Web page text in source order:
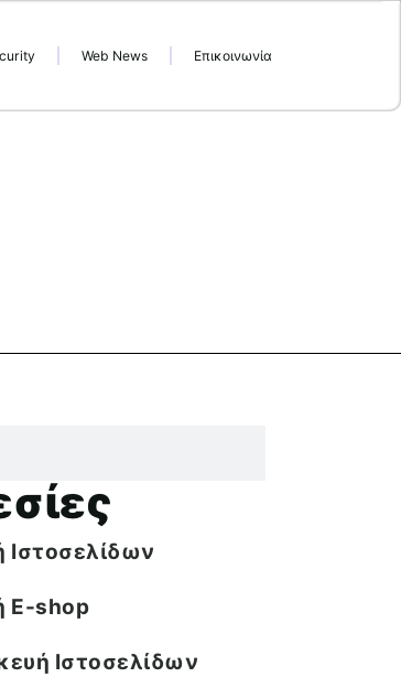
Web News Επικοινωνία
Ιστοσελίδων
E-shop
Ιστοσελίδων